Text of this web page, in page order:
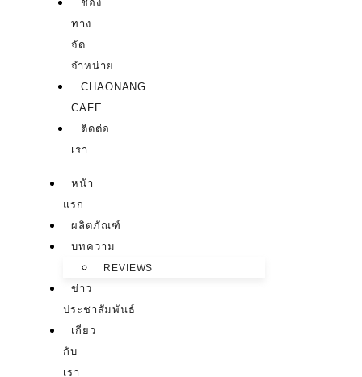
ช่อง
ทาง
จัด
จำหน่าย
CHAONANG
CAFE
ติดต่อ
เรา
หน้า
แรก
ผลิตภัณฑ์
บทความ
REVIEWS
ข่าว
ประชาสัมพันธ์
เกี่ยว
กับ
เรา